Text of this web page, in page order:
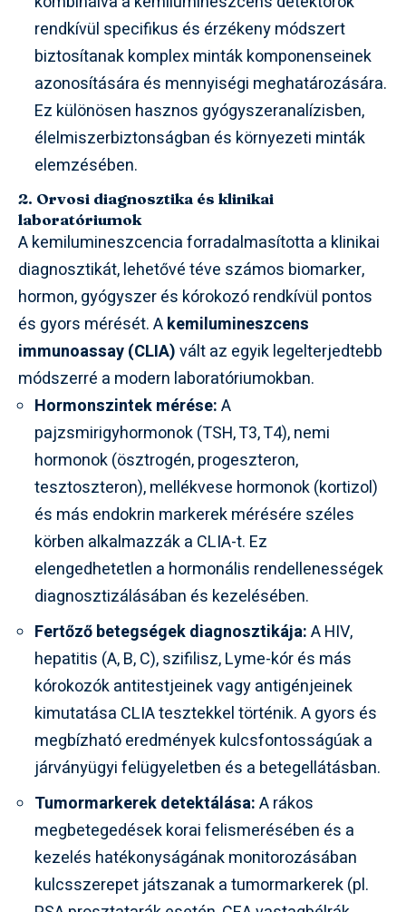
rendkívül specifikus és érzékeny módszert
biztosítanak komplex minták komponenseinek
azonosítására és mennyiségi meghatározására.
Ez különösen hasznos gyógyszeranalízisben,
élelmiszerbiztonságban és környezeti minták
elemzésében.
2. Orvosi diagnosztika és klinikai
laboratóriumok
A kemilumineszcencia forradalmasította a klinikai
diagnosztikát, lehetővé téve számos biomarker,
hormon, gyógyszer és kórokozó rendkívül pontos
és gyors mérését. Akemilumineszcens
immunoassay (CLIA)vált az egyik legelterjedtebb
módszerré a modern laboratóriumokban.
Hormonszintek mérése:A
pajzsmirigyhormonok (TSH, T3, T4), nemi
hormonok (ösztrogén, progeszteron,
tesztoszteron), mellékvese hormonok (kortizol)
és más endokrin markerek mérésére széles
körben alkalmazzák a CLIA-t. Ez
elengedhetetlen a hormonális rendellenességek
diagnosztizálásában és kezelésében.
Fertőző betegségek diagnosztikája:A HIV,
hepatitis (A, B, C), szifilisz, Lyme-kór és más
kórokozók antitestjeinek vagy antigénjeinek
kimutatása CLIA tesztekkel történik. A gyors és
megbízható eredmények kulcsfontosságúak a
járványügyi felügyeletben és a betegellátásban.
Tumormarkerek detektálása:A rákos
megbetegedések korai felismerésében és a
kezelés hatékonyságának monitorozásában
kulcsszerepet játszanak a tumormarkerek (pl.